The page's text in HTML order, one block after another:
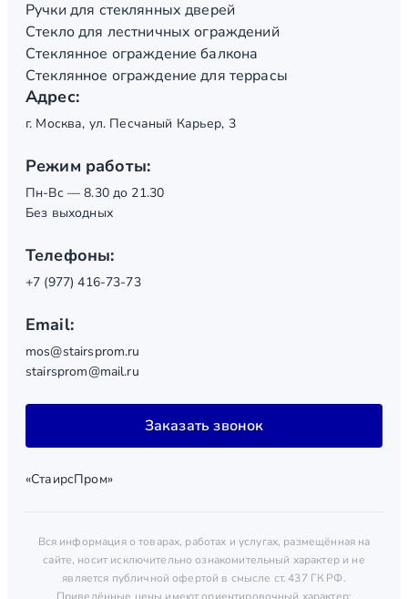
Ручки для стеклянных дверей
Стекло для лестничных ограждений
Стеклянное ограждение балкона
Стеклянное ограждение для террасы
Адрес:
г. Москва, ул. Песчаный Карьер, 3
Режим работы:
Пн-Вс — 8.30 до 21.30
Без выходных
Телефоны:
+7 (977) 416-73-73
Email:
mos@stairsprom.ru
stairsprom@mail.ru
Заказать звонок
«СтаирсПром»
Вся информация о товарах, работах и услугах, размещённая на
сайте, носит исключительно ознакомительный характер и не
является публичной офертой в смысле ст. 437 ГК РФ.